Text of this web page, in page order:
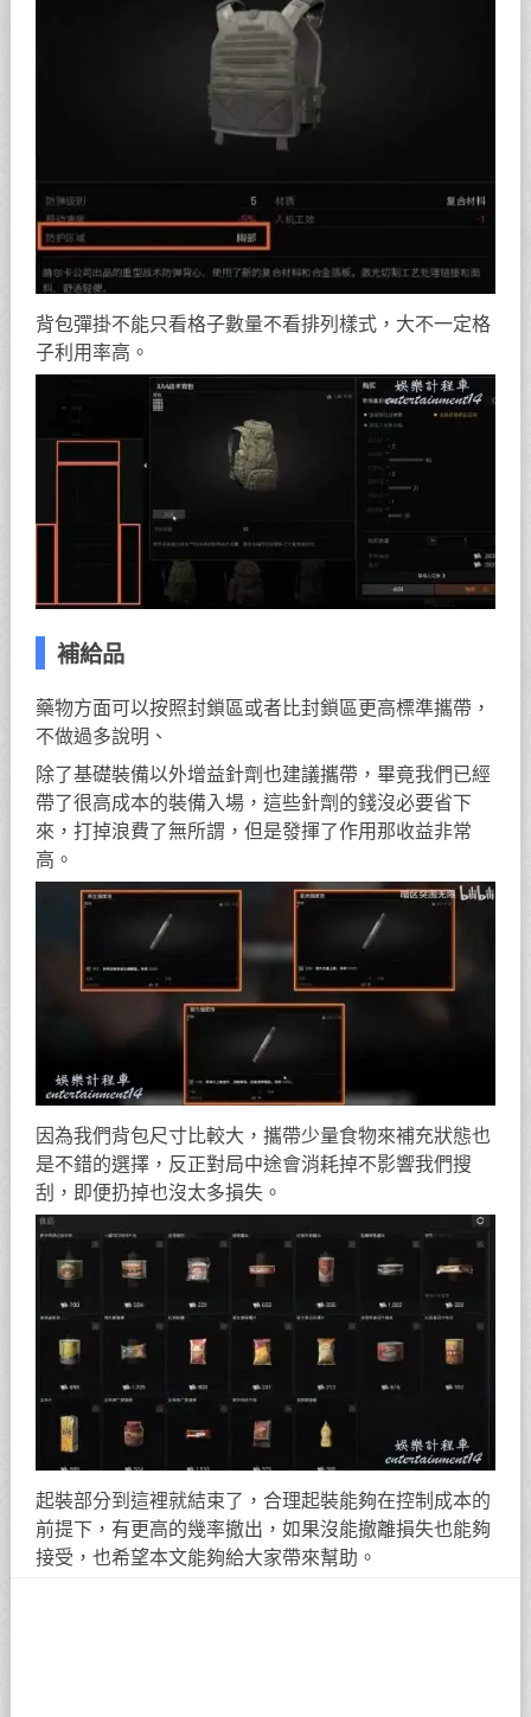
背包彈掛不能只看格子數量不看排列樣式，大不一定格
子利用率高。
補給品
藥物方面可以按照封鎖區或者比封鎖區更高標準攜帶，
不做過多說明、
除了基礎裝備以外增益針劑也建議攜帶，畢竟我們已經
帶了很高成本的裝備入場，這些針劑的錢沒必要省下
來，打掉浪費了無所謂，但是發揮了作用那收益非常
高。
因為我們背包尺寸比較大，攜帶少量食物來補充狀態也
是不錯的選擇，反正對局中途會消耗掉不影響我們搜
刮，即便扔掉也沒太多損失。
起裝部分到這裡就結束了，合理起裝能夠在控制成本的
前提下，有更高的幾率撤出，如果沒能撤離損失也能夠
接受，也希望本文能夠給大家帶來幫助。